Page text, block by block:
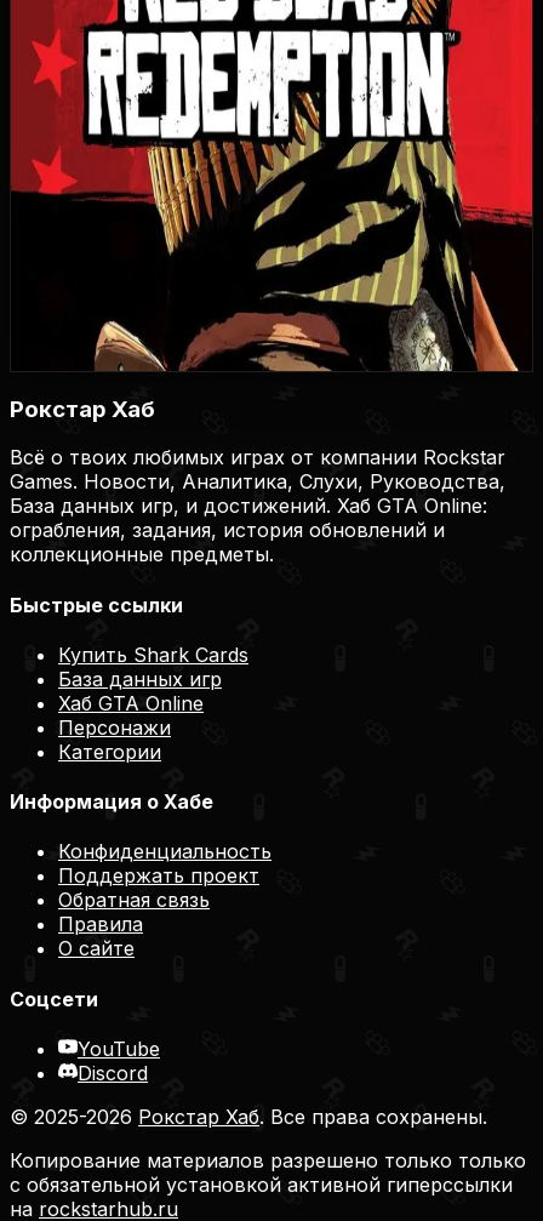
3 1
Купить на Plati.Market
Купить на Plati.Market
Купить на Plati.Market
Рокстар Хаб
Всё о твоих любимых играх от компании Rockstar
Games. Новости, Аналитика, Слухи, Руководства,
База данных игр, и достижений. Хаб GTA Online:
ограбления, задания, история обновлений и
коллекционные предметы.
Быстрые ссылки
Купить Shark Cards
База данных игр
Хаб GTA Online
Персонажи
Категории
Информация о Хабе
Конфиденциальность
Поддержать проект
Обратная связь
Правила
О сайте
Соцсети
YouTube
Discord
© 2025-2026 Рокстар Хаб. Все права сохранены.
Копирование материалов разрешено только только
с обязательной установкой активной гиперссылки
на rockstarhub.ru